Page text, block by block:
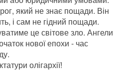
який не знає пощади. Він
і сам не гідний пощади.
це світове зло. Ангели
нової епохи - час
олігархії!